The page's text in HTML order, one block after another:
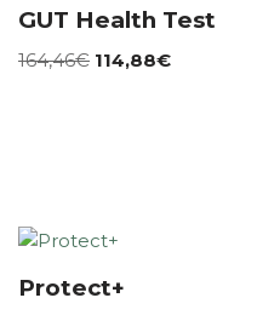
GUT Health Test
164,46€ 114,88€
Protect+